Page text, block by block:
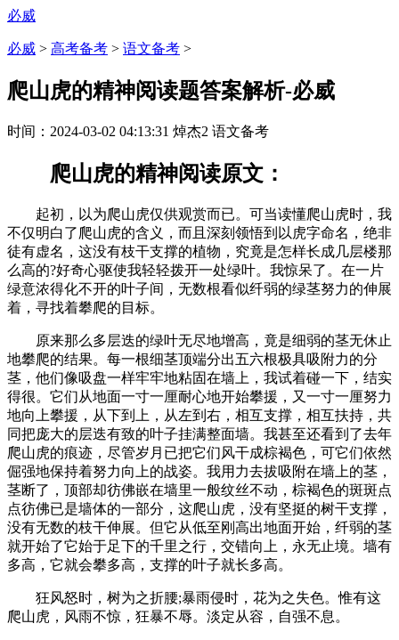
必威
必威 > 高考备考 > 语文备考 >
爬山虎的精神阅读题答案解析-必威
时间： 2024-03-02 04:13:31 焯杰2 语文备考
爬山虎的精神阅读原文：
起初，以为爬山虎仅供观赏而已。可当读懂爬山虎时，我
不仅明白了爬山虎的含义，而且深刻领悟到以虎字命名，绝非
徒有虚名，这没有枝干支撑的植物，究竟是怎样长成几层楼那
么高的?好奇心驱使我轻轻拨开一处绿叶。我惊呆了。在一片
绿意浓得化不开的叶子间，无数根看似纤弱的绿茎努力的伸展
着，寻找着攀爬的目标。
原来那么多层迭的绿叶无尽地增高，竟是细弱的茎无休止
地攀爬的结果。每一根细茎顶端分出五六根极具吸附力的分
茎，他们像吸盘一样牢牢地粘固在墙上，我试着碰一下，结实
得很。它们从地面一寸一厘耐心地开始攀援，又一寸一厘努力
地向上攀援，从下到上，从左到右，相互支撑，相互扶持，共
同把庞大的层迭有致的叶子挂满整面墙。我甚至还看到了去年
爬山虎的痕迹，尽管岁月已把它们风干成棕褐色，可它们依然
倔强地保持着努力向上的战姿。我用力去拔吸附在墙上的茎，
茎断了，顶部却彷佛嵌在墙里一般纹丝不动，棕褐色的斑斑点
点彷佛已是墙体的一部分，这爬山虎，没有坚挺的树干支撑，
没有无数的枝干伸展。但它从低至刚高出地面开始，纤弱的茎
就开始了它始于足下的千里之行，交错向上，永无止境。墙有
多高，它就会攀多高，支撑的叶子就长多高。
狂风怒时，树为之折腰;暴雨侵时，花为之失色。惟有这
爬山虎，风雨不惊，狂暴不辱。淡定从容，自强不息。